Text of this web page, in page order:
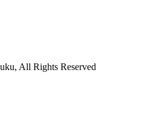
All Rights Reserved